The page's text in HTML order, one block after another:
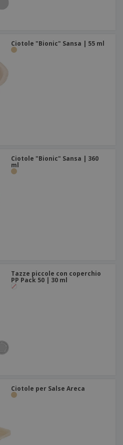
Ciotole "Bionic" Sansa | 55 ml
Ciotole "Bionic" Sansa | 360
ml
Tazze piccole con coperchio
PP Pack 50 | 30 ml
Ciotole per Salse Areca